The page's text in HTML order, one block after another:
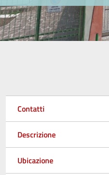
Contatti
Descrizione
Ubicazione